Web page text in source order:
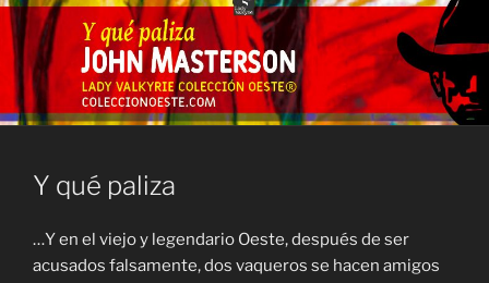
Y qué paliza
…Y en el viejo y legendario Oeste, después de ser
acusados falsamente, dos vaqueros se hacen amigos